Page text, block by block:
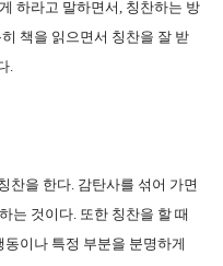
하라고 말하면서, 칭찬하는 방
책을 읽으면서 칭찬을 잘 받
.
찬을 한다. 감탄사를 섞어 가면
는 것이다. 또한 칭찬을 할 때
이나 특정 부분을 분명하게